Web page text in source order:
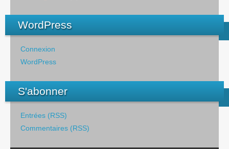
WordPress
Connexion
WordPress
S'abonner
Entrées (RSS)
Commentaires (RSS)